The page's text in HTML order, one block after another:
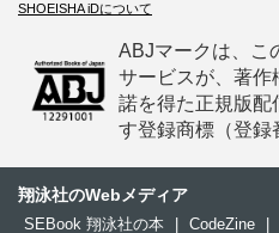
SHOEISHA iDについて
ABJマークは、こ
サービスが、著作
諾を得た正規版配
す登録商標（登録
翔泳社のWebメディア
SEBook 翔泳社の本 CodeZine